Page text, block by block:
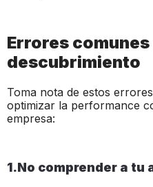
Errores
descubrimiento
Toma nota de estos
optimizar la performance
empresa:
1.No comprender a